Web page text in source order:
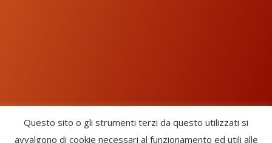
Questo sito o gli strumenti terzi da questo utilizzati si
avvalgono di cookie necessari al funzionamento ed utili alle